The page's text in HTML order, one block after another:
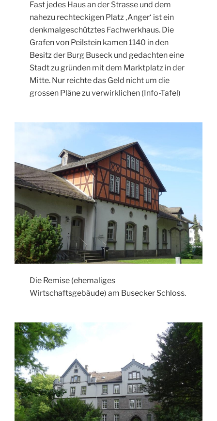
Fast jedes Haus an der Strasse und dem
nahezu rechteckigen Platz ‚Anger‘ ist ein
denkmalgeschütztes Fachwerkhaus. Die
Grafen von Peilstein kamen 1140 in den
Besitz der Burg Buseck und gedachten eine
Stadt zu gründen mit dem Marktplatz in der
Mitte. Nur reichte das Geld nicht um die
grossen Pläne zu verwirklichen (Info-Tafel)
Die Remise (ehemaliges
Wirtschaftsgebäude) am Busecker Schloss.